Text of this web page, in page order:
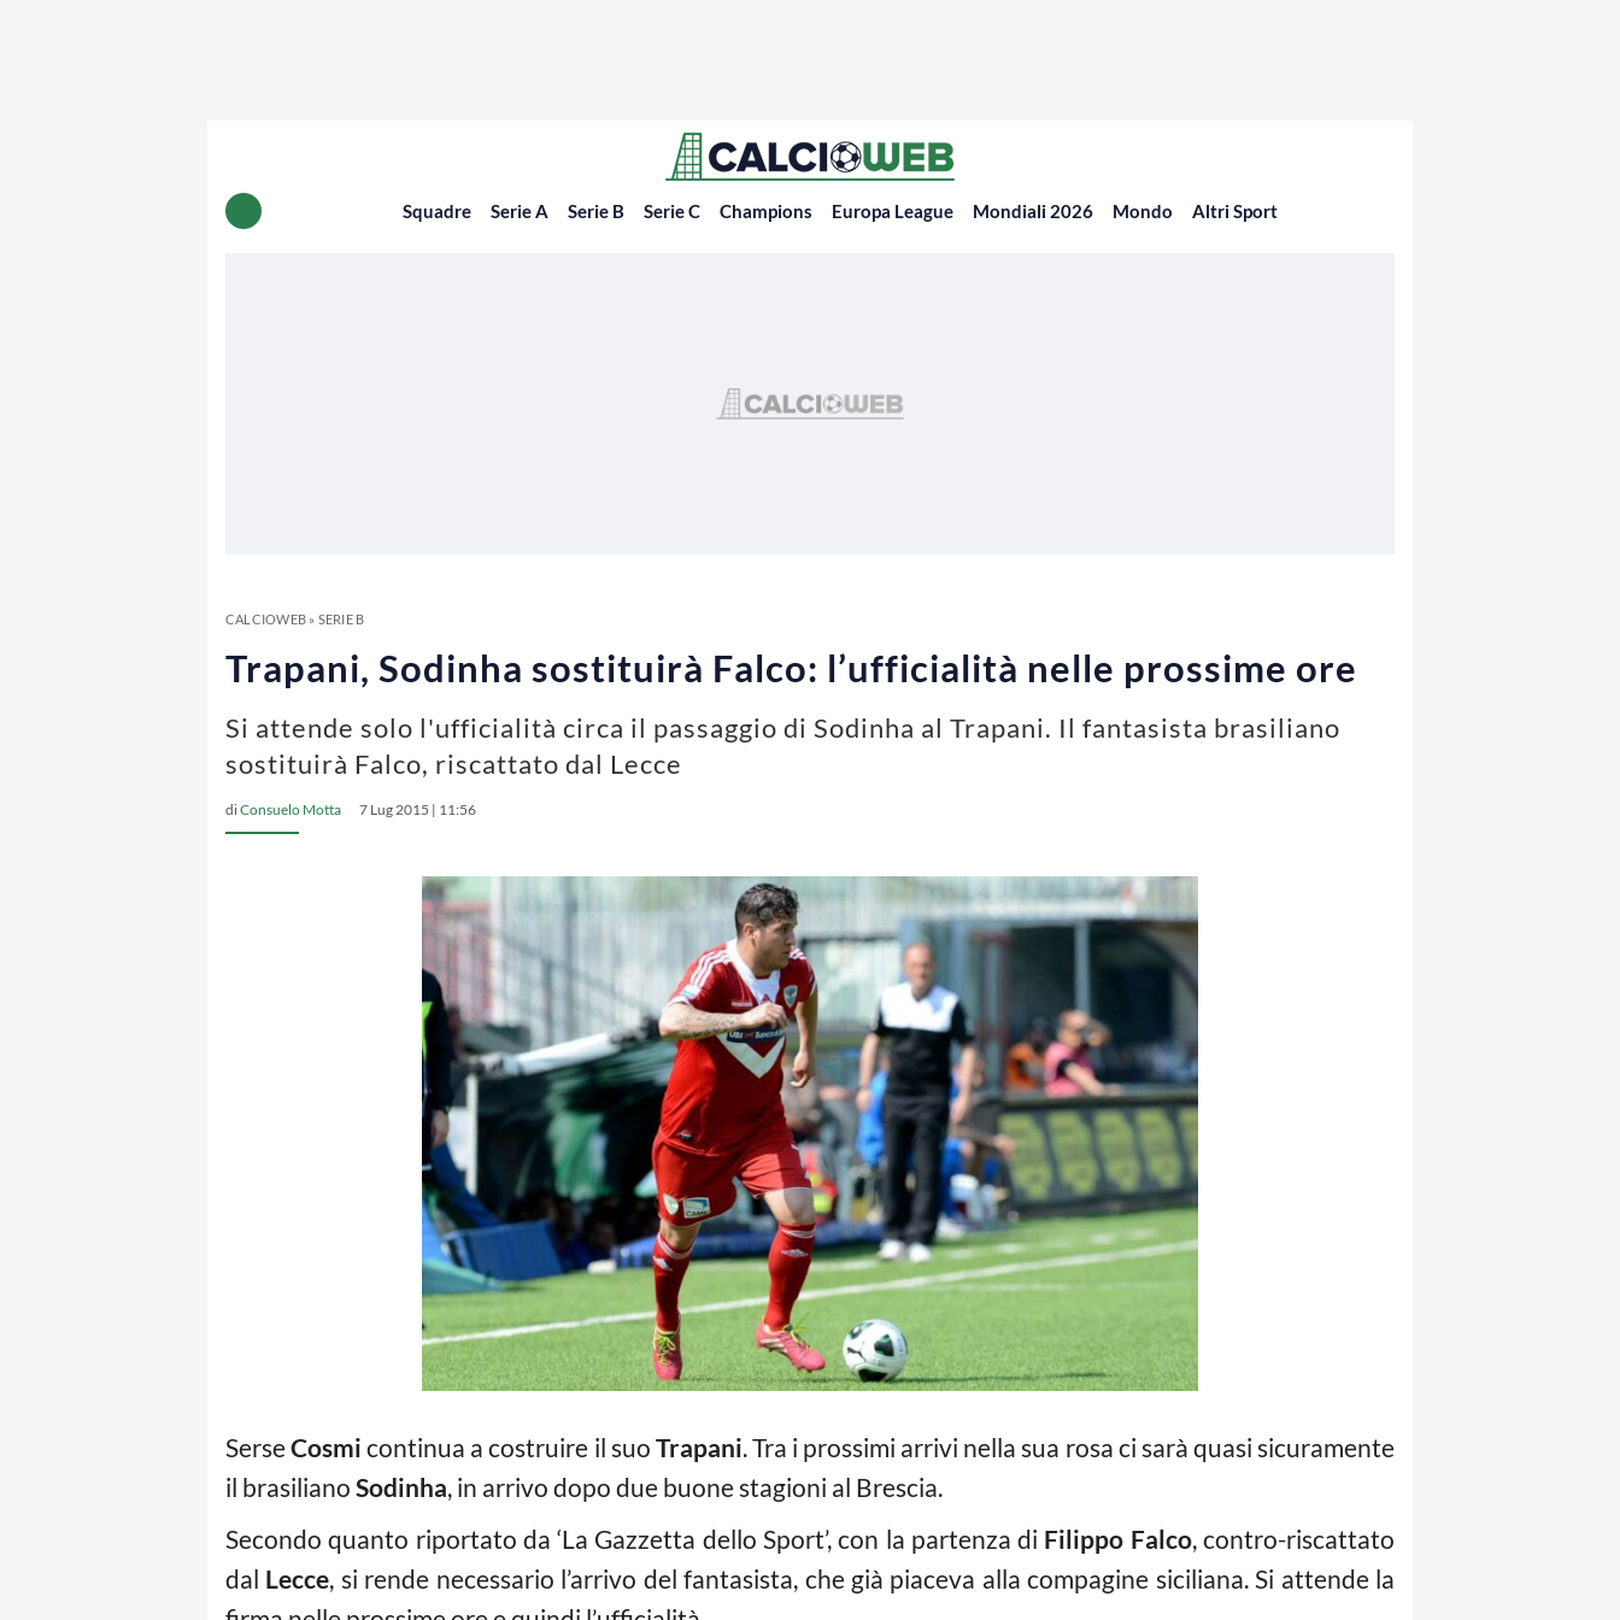
Squadre Serie A Serie B Serie C Champions Europa League Mondiali 2026 Mondo Altri Sport
CALCIOWEB» SERIE B
Trapani, Sodinha sostituirà Falco: l’ufficialità nelle prossime ore
Si attende solo l'ufficialità circa il passaggio di Sodinha al Trapani. Il fantasista brasiliano
sostituirà Falco, riscattato dal Lecce
diConsuelo Motta 7 Lug 2015 | 11:56
SerseCosmi continua a costruire il suo Trapani. Tra i prossimi arrivi nella sua rosa ci sarà quasi sicuramente
il brasiliano Sodinha, in arrivo dopo due buone stagioni al Brescia.
Secondo quanto riportato da ‘La Gazzetta dello Sport’, con la partenza di Filippo Falco, contro-riscattato
dal Lecce, si rende necessario l’arrivo del fantasista, che già piaceva alla compagine siciliana. Si attende la